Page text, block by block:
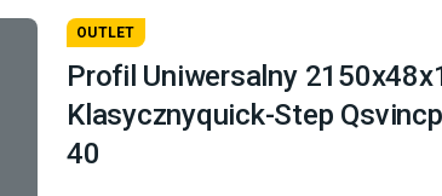
OUTLET
Profil Uniwersalny
Klasycznyquick-Step
40